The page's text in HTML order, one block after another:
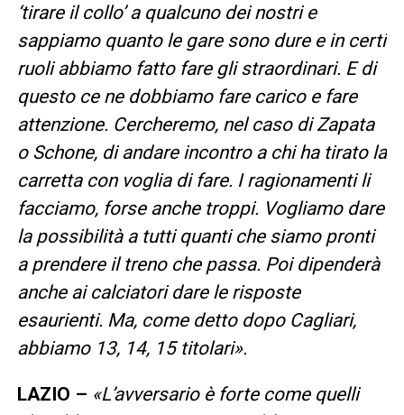
‘tirare il collo’ a qualcuno dei nostri e
sappiamo quanto le gare sono dure e in certi
ruoli abbiamo fatto fare gli straordinari. E di
questo ce ne dobbiamo fare carico e fare
attenzione. Cercheremo, nel caso di Zapata
o Schone, di andare incontro a chi ha tirato la
carretta con voglia di fare. I ragionamenti li
facciamo, forse anche troppi. Vogliamo dare
la possibilità a tutti quanti che siamo pronti
a prendere il treno che passa. Poi dipenderà
anche ai calciatori dare le risposte
esaurienti. Ma, come detto dopo Cagliari,
abbiamo 13, 14, 15 titolari».
LAZIO – «L’avversario è forte come quelli